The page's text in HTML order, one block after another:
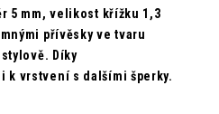
5 mm,velikost křížku 1,3
přívěsky ve tvaru
Díky
k vrstvení s dalšími šperky.